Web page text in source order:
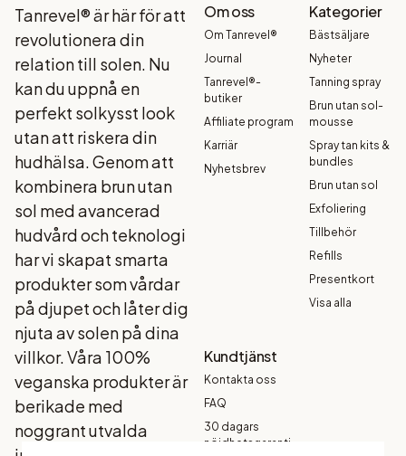
Tanrevel® är här för att
revolutionera din
relation till solen. Nu
kan du uppnå en
perfekt solkysst look
utan att riskera din
hudhälsa. Genom att
kombinera brun utan
sol med avancerad
hudvård och teknologi
har vi skapat smarta
produkter som vårdar
på djupet och låter dig
njuta av solen på dina
villkor. Våra 100%
veganska produkter är
berikade med
noggrant utvalda
Om oss
Om Tanrevel®
Journal
Tanrevel®-
butiker
Affiliate program
Karriär
Nyhetsbrev
Kategorier
Bästsäljare
Nyheter
Tanning spray
Brun utan sol-
mousse
Spray tan kits &
bundles
Brun utan sol
Exfoliering
Tillbehör
Refills
Presentkort
Visa alla
Kundtjänst
Kontakta oss
FAQ
30 dagars
nöjdhetsgaranti